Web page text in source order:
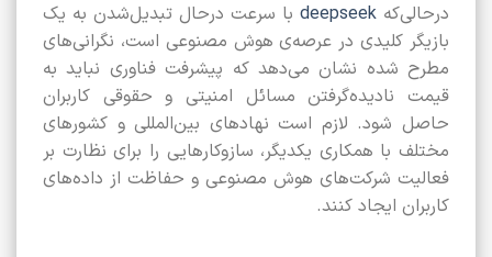
درحالی‌که deepseek با سرعت درحال تبدیل‌شدن به یک
بازیگر کلیدی در عرصه‌ی هوش مصنوعی است، نگرانی‌های
مطرح شده نشان می‌دهد که پیشرفت فناوری نباید به
قیمت نادیده‌گرفتن مسائل امنیتی و حقوقی کاربران
حاصل شود. لازم است نهادهای بین‌المللی و کشورهای
مختلف با همکاری یکدیگر، سازوکارهایی را برای نظارت بر
فعالیت شرکت‌های هوش مصنوعی و حفاظت از داده‌های
کاربران ایجاد کنند.